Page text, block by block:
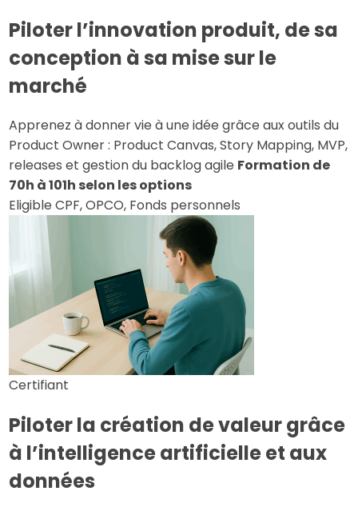
Piloter l’innovation produit, de sa
conception à sa mise sur le
marché
Apprenez à donner vie à une idée grâce aux outils du
Product Owner : Product Canvas, Story Mapping, MVP,
releases et gestion du backlog agile Formation de
70h à 101h selon les options
Eligible CPF, OPCO, Fonds personnels
Certifiant
Piloter la création de valeur grâce
à l’intelligence artificielle et aux
données